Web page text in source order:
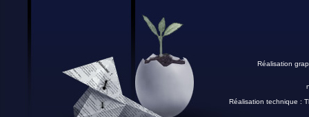
Réalisation
Réalisation technique :